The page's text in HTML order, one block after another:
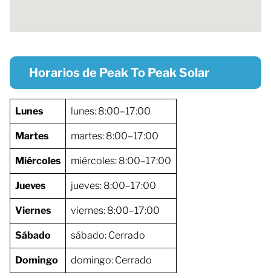
Horarios de Peak To Peak Solar
Lunes lunes: 8:00–17:00
Martes martes: 8:00–17:00
Miércoles miércoles: 8:00–17:00
Jueves jueves: 8:00–17:00
Viernes viernes: 8:00–17:00
Sábado sábado: Cerrado
Domingo domingo: Cerrado